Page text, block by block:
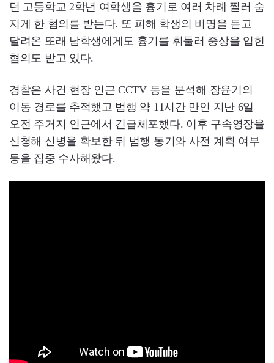
던 고등학교 2학년 여학생을 흉기로 여러 차례 찔러 숨
지게 한 혐의를 받는다. 또 피해 학생의 비명을 듣고
달려온 또래 남학생에게도 흉기를 휘둘러 중상을 입힌
혐의도 받고 있다.
경찰은 사건 현장 인근 CCTV 등을 분석해 장윤기의
이동 경로를 추적했고 범행 약 11시간 만인 지난 6일
오전 주거지 인근에서 긴급체포했다. 이후 구속영장을
신청해 신병을 확보한 뒤 범행 동기와 사전 계획 여부
등을 집중 수사해왔다.